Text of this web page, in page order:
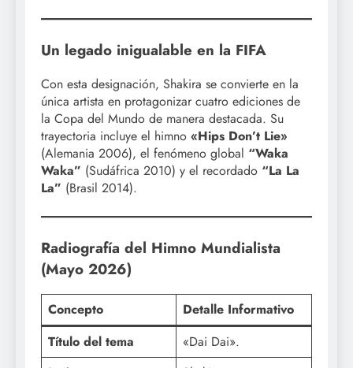
Un legado inigualable en la FIFA
Con esta designación, Shakira se convierte en la
única artista en protagonizar cuatro ediciones de
la Copa del Mundo de manera destacada. Su
trayectoria incluye el himno «Hips Don’t Lie»
(Alemania 2006), el fenómeno global “Waka
Waka” (Sudáfrica 2010) y el recordado “La La
La” (Brasil 2014).
Radiografía del Himno Mundialista
(Mayo 2026)
Concepto
Detalle Informativo
Título del tema
«Dai Dai».